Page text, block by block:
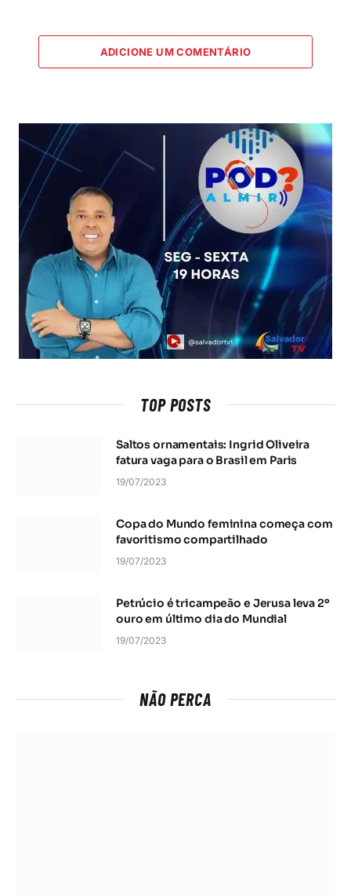
ADICIONE UM COMENTÁRIO
TOP POSTS
Saltos ornamentais: Ingrid Oliveira
fatura vaga para o Brasil em Paris
19/07/2023
Copa do Mundo feminina começa com
favoritismo compartilhado
19/07/2023
Petrúcio é tricampeão e Jerusa leva 2º
ouro em último dia do Mundial
19/07/2023
NÃO PERCA